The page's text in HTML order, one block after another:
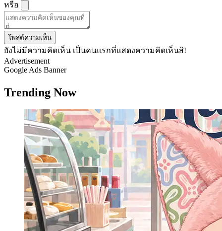
หรือ
โพสต์ความเห็น
ยังไม่มีความคิดเห็น เป็นคนแรกที่แสดงความคิดเห็นสิ!
Advertisement
Google Ads Banner
Trending Now